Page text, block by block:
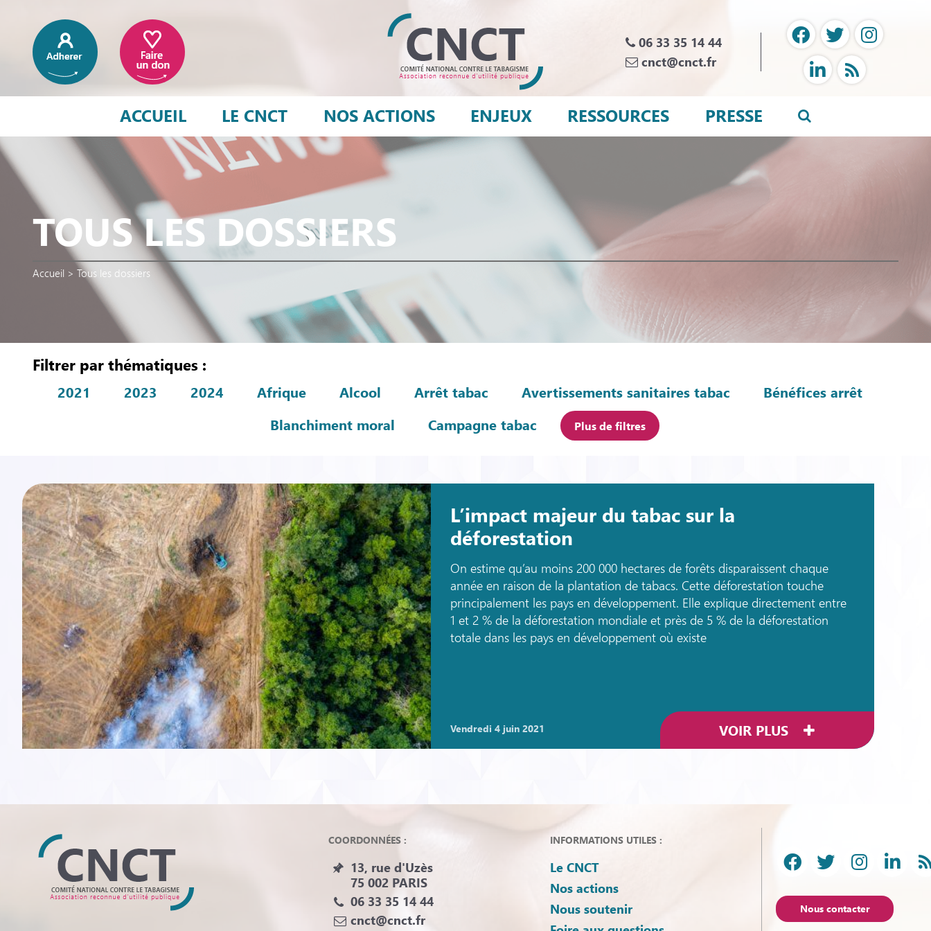
06 33 35 14 44
cnct@cnct.fr
ACCUEIL LE CNCT NOS ACTIONS ENJEUX RESSOURCES PRESSE
TOUS LES DOSSIERS
Accueil > Tous les dossiers
Filtrer par thématiques :
2021 2023 2024 Afrique Alcool Arrêt tabac Avertissements sanitaires tabac
Bénéfices arrêt
Blanchiment moral
Campagne tabac Plus de filtres
L’impact majeur du tabac sur la
déforestation
On estime qu’au moins 200 000 hectares de forêts disparaissent chaque
année en raison de la plantation de tabacs. Cette déforestation touche
principalement les pays en développement. Elle explique directement entre
1 et 2 % de la déforestation mondiale et près de 5 % de la déforestation
totale dans les pays en développement où existe
vendredi 4 juin 2021 VOIR PLUS
COORDONNÉES :
13, rue d'Uzès
75 002 PARIS
06 33 35 14 44
cnct@cnct.fr
INFORMATIONS UTILES :
Le CNCT
Nos actions
Nous soutenir
Nous contacter